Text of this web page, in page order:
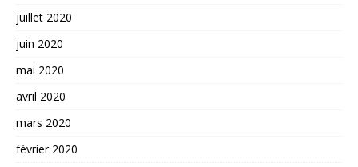
juillet 2020
juin 2020
mai 2020
avril 2020
mars 2020
février 2020